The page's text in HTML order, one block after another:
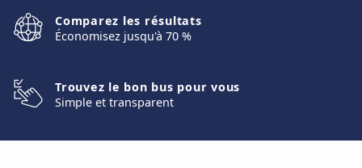
Comparez les résultats
Économisez jusqu'à 70 %
Trouvez le bon bus pour vous
Simple et transparent